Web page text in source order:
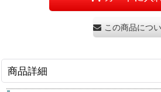
この商品につ
商品詳細